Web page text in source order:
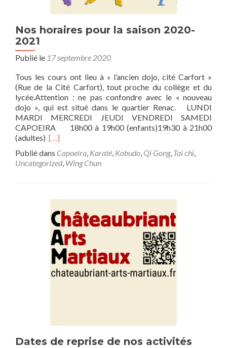
Nos horaires pour la saison 2020-
2021
Publié le 17 septembre 2020
Tous les cours ont lieu à « l’ancien dojo, cité Carfort »
(Rue de la Cité Carfort), tout proche du collège et du
lycée.Attention : ne pas confondre avec le « nouveau
dojo », qui est situé dans le quartier Renac. LUNDI
MARDI MERCREDI JEUDI VENDREDI SAMEDI
CAPOEIRA 18h00 à 19h00 (enfants)19h30 à 21h00
(adultes) […]
Publié dans Capoeira, Karaté, Kobudo, Qi Gong, Tai chi,
Uncategorized, Wing Chun
Dates de reprise de nos activités